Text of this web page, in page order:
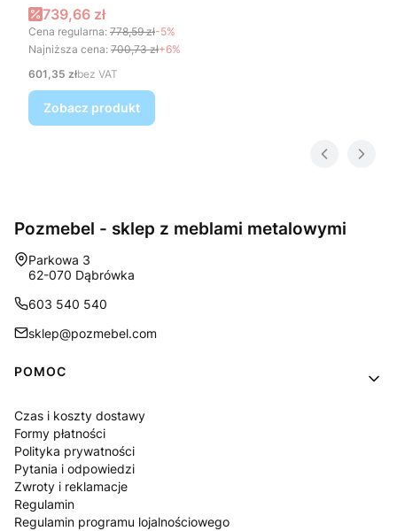
Cena promocyjna
739,66 zł
Cena regularna: 778,59 zł-5%
Najniższa cena: 700,73 zł+6%
Cena
601,35 złbez VAT
Zobacz produkt
Pozmebel - sklep z meblami metalowymi
Adres:
Parkowa 3
62-070 Dąbrówka
603 540 540
sklep@pozmebel.com
Linki w stopce
POMOC
Czas i koszty dostawy
Formy płatności
Polityka prywatności
Pytania i odpowiedzi
Zwroty i reklamacje
Regulamin
Regulamin programu lojalnościowego